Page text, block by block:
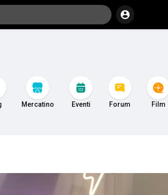
Mercatino Eventi Forum Film